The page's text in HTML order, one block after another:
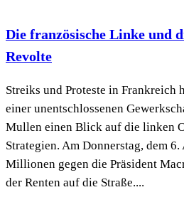
Die französische Linke und
Revolte
Streiks und Proteste in Frankreich
einer unentschlossenen
Mullen einen Blick auf die linken
Strategien. Am Donnerstag, dem
Millionen gegen die Präsident
der Renten auf die Straße....